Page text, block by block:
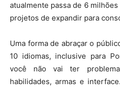
atualmente passa de 6
projetos de expandir para
Uma forma de abraçar o
10 idiomas, inclusive para
você não vai ter
habilidades, armas e